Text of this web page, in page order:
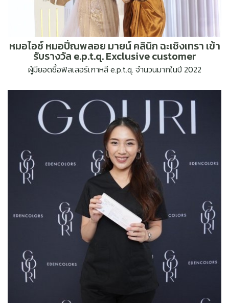
หมอไอซ์ หมอปิ่ณพลอย มายน์ คลินิก ฉะเชิงเทรา เข้า
รับรางวัล e.p.t.q. Exclusive customer
ผู้มียอดซื้อฟิลเลอร์เกาหลี e.p.t.q. จำนวนมากในปี 2022